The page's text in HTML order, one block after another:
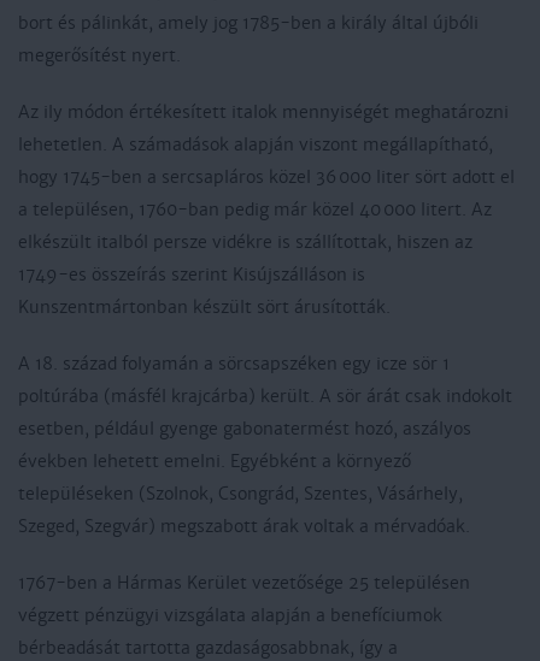
bort és pálinkát, amely jog 1785-ben a király által újbóli
megerősítést nyert.
Az ily módon értékesített italok mennyiségét meghatározni
lehetetlen. A számadások alapján viszont megállapítható,
hogy 1745-ben a sercsapláros közel 36 000 liter sört adott el
a településen, 1760-ban pedig már közel 40 000 litert. Az
elkészült italból persze vidékre is szállítottak, hiszen az
1749-es összeírás szerint Kisújszálláson is
Kunszentmártonban készült sört árusították.
A 18. század folyamán a sörcsapszéken egy icze sör 1
poltúrába (másfél krajcárba) került. A sör árát csak indokolt
esetben, például gyenge gabonatermést hozó, aszályos
években lehetett emelni. Egyébként a környező
településeken (Szolnok, Csongrád, Szentes, Vásárhely,
Szeged, Szegvár) megszabott árak voltak a mérvadóak.
1767-ben a Hármas Kerület vezetősége 25 településen
végzett pénzügyi vizsgálata alapján a benefíciumok
bérbeadását tartotta gazdaságosabbnak, így a